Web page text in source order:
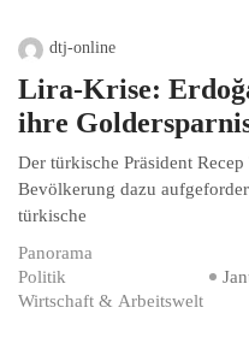
dtj-online
Lira-Krise:
ihre
Der türkische Präsident
Bevölkerung dazu
türkische
Panorama
Politik
Wirtschaft & Arbeitswelt